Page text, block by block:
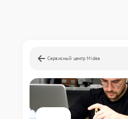
Сервисный центр Midea